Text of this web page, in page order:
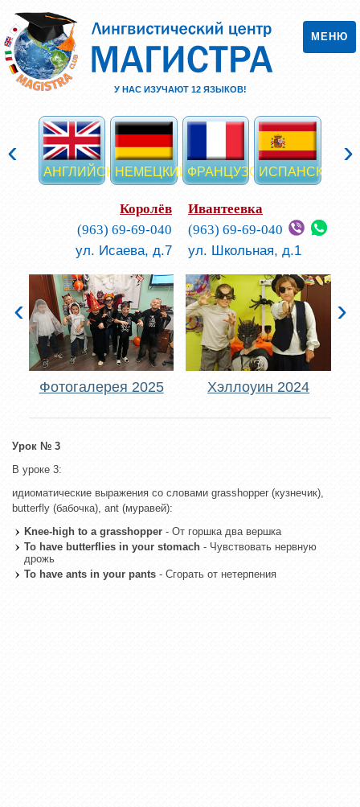
МЕНЮ
У НАС ИЗУЧАЮТ 12ЯЗЫКОВ!
АНГЛИЙСКИЙНЕМЕЦКИЙФРАНЦУЗСКИЙИСПАНСКИЙ
‹ ›
Королёв
(963) 69-69-040
ул. Исаева, д.7
Ивантеевка
(963) 69-69-040
ул. Школьная, д.1
Фотогалерея 2025 Хэллоуин 2024
‹ ›
Урок № 3
В уроке 3:
идиоматические выражения со словами grasshopper (кузнечик),
butterfly (бабочка), ant (муравей):
Knee-high to a grasshopper - От горшка два вершка
To have butterflies in your stomach - Чувствовать нервную
дрожь
To have ants in your pants - Сгорать от нетерпения